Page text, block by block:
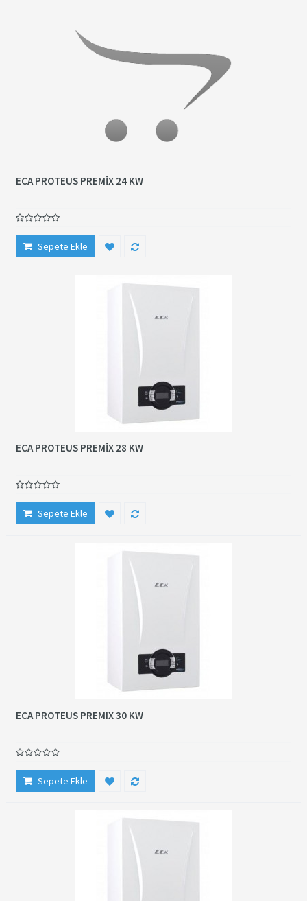
ECA PROTEUS PREMİX 24 KW
Sepete Ekle
ECA PROTEUS PREMİX 28 KW
Sepete Ekle
ECA PROTEUS PREMIX 30 KW
Sepete Ekle